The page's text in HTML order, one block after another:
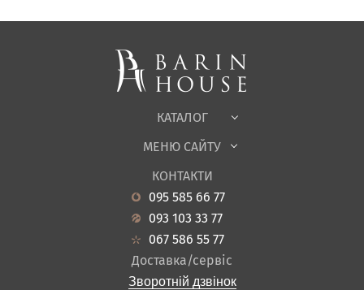
КАТАЛОГ
Спальні, Ліжка
Корпусні меблі
Офісні меблі
Дитяча
Садові меблі
Вітальня
Кухня
Передпокої
Ванна
Акціі
МЕНЮ САЙТУ
Новини
Гарантія
Кредит
Оплата і доставка
Відгуки
КОНТАКТИ
095 585 66 77
093 103 33 77
067 586 55 77
Доставка/сервіс
Зворотній дзвінок